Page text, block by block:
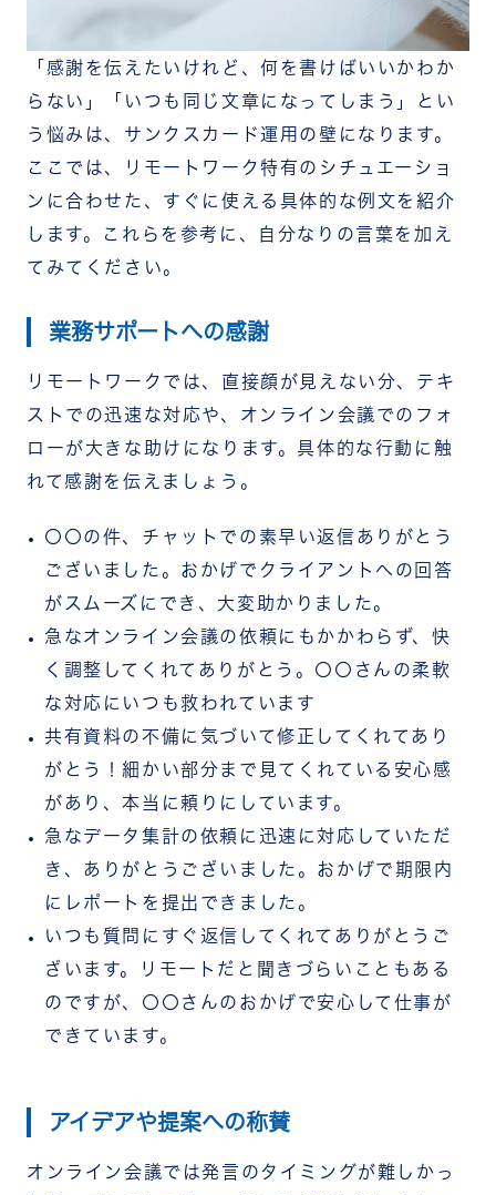
「感謝を伝えたいけれど、何を書けばいいかわか
らない」「いつも同じ文章になってしまう」とい
う悩みは、サンクスカード運用の壁になります。
ここでは、リモートワーク特有のシチュエーショ
ンに合わせた、すぐに使える具体的な例文を紹介
します。これらを参考に、自分なりの言葉を加え
てみてください。
業務サポートへの感謝
リモートワークでは、直接顔が見えない分、テキ
ストでの迅速な対応や、オンライン会議でのフォ
ローが大きな助けになります。具体的な行動に触
れて感謝を伝えましょう。
〇〇の件、チャットでの素早い返信ありがとう
ございました。おかげでクライアントへの回答
がスムーズにでき、大変助かりました。
急なオンライン会議の依頼にもかかわらず、快
く調整してくれてありがとう。〇〇さんの柔軟
な対応にいつも救われています
共有資料の不備に気づいて修正してくれてあり
がとう！細かい部分まで見てくれている安心感
があり、本当に頼りにしています。
急なデータ集計の依頼に迅速に対応していただ
き、ありがとうございました。おかげで期限内
にレポートを提出できました。
いつも質問にすぐ返信してくれてありがとうご
ざいます。リモートだと聞きづらいこともある
のですが、〇〇さんのおかげで安心して仕事が
できています。
アイデアや提案への称賛
オンライン会議では発言のタイミングが難しかっ